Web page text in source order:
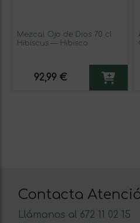
Mezcal Ojo de Dios 70 cl
Hibiscus — Hibisco
92,99 €
Contacta
Llámanos al 672 11 02 15